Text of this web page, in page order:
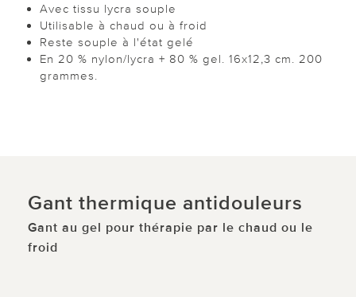
Avec tissu lycra souple
Utilisable à chaud ou à froid
Reste souple à l'état gelé
En 20 % nylon/lycra + 80 % gel. 16x12,3 cm. 200
grammes.
Gant thermique antidouleurs
Gant au gel pour thérapie par le chaud ou le
froid